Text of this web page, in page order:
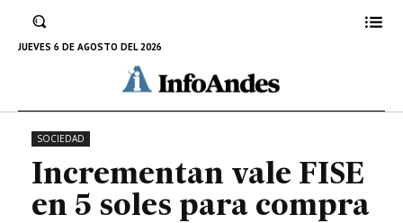
JUEVES 6 DE AGOSTO DEL 2026
Incrementan vale FISE en 5 soles
para compra de balones de gas
9 DE MAYO DE 2022
SOCIEDAD
Incrementan vale FISE
en 5 soles para compra